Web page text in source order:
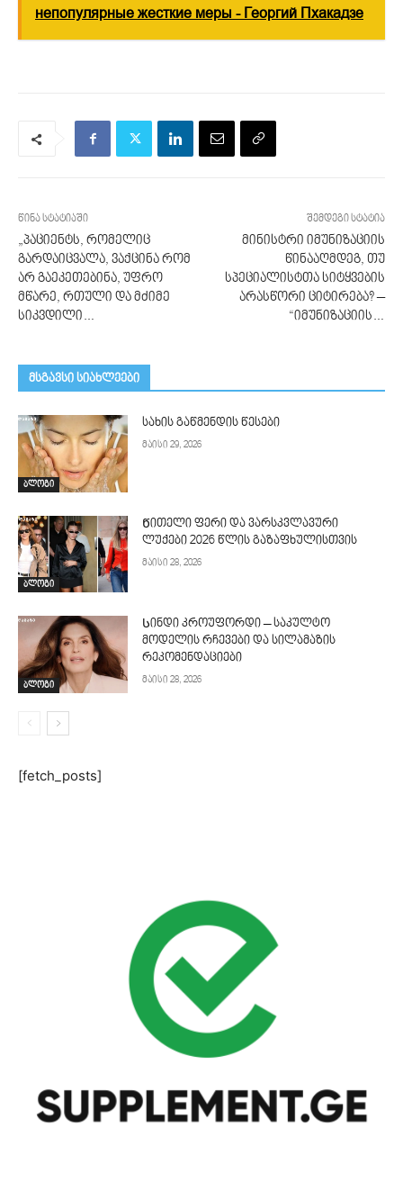
непопулярные жесткие меры - Георгий Пхакадзе
წინა სტატიაში
„პაციენტს, რომელიც
გარდაიცვალა, ვაქცინა რომ
არ გაეკეთებინა, უფრო
მწარე, რთული და მძიმე
სიკვდილი…
შემდეგი სტატია
მინისტრი იმუნიზაციის
წინააღმდეგ, თუ
სპეციალისტთა სიტყვების
არასწორი ციტირება? –
“იმუნიზაციის…
მსგავსი სიახლეები
ბლოგი
სახის გაწმენდის წესები
მაისი 29, 2026
ბლოგი
Წითელი ფერი და ვარსკვლავური
ლუქები 2026 წლის გაზაფხულისთვის
მაისი 28, 2026
ბლოგი
Სინდი კროუფორდი – საკულტო
მოდელის რჩევები და სილამაზის
რეკომენდაციები
მაისი 28, 2026
[fetch_posts]